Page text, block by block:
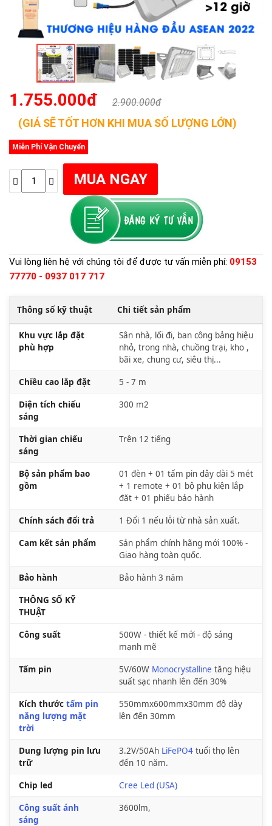
1.755.000đ 2.900.000đ
(GIÁ SẼ TỐT HƠN KHI MUA SỐ LƯỢNG LỚN)
Miễn Phí Vận Chuyển
Vui lòng liên hệ với chúng tôi để được tư vấn miễn phí: 09153
77770 - 0937 017 717
Thông số kỹ thuật Chi tiết sản phẩm
Khu vực lắp đặt
phù hợp
Sân nhà, lối đi, ban công bảng hiệu
nhỏ, trong nhà, chuồng trại, kho ,
bãi xe, chung cư, siêu thị...
Chiều cao lắp đặt 5 - 7 m
Diện tích chiếu
sáng
300 m2
Thời gian chiếu
sáng
Trên 12 tiếng
Bộ sản phẩm bao
gồm
01 đèn + 01 tấm pin dây dài 5 mét
+ 1 remote + 01 bộ phụ kiện lắp
đặt + 01 phiếu bảo hành
Chính sách đổi trả 1 Đổi 1 nếu lỗi từ nhà sản xuất.
Cam kết sản phẩm
Sản phẩm chính hãng mới 100% -
Giao hàng toàn quốc.
Bảo hành Bảo hành 3 năm
THÔNG SỐ KỸ
THUẬT
Công suất
500W - thiết kế mới - độ sáng
mạnh mẽ
Tấm pin 5V/60W Monocrystalline tăng hiệu
suất sạc nhanh lên đến 30%
Kích thước tấm pin
năng lượng mặt
trời
550mmx600mmx30mm độ dày
lên đến 30mm
Dung lượng pin lưu
trữ
3.2V/50Ah LiFePO4 tuổi thọ lên
đến 10 năm.
Chip led Cree Led (USA)
Công suất ánh
sáng
3600lm,